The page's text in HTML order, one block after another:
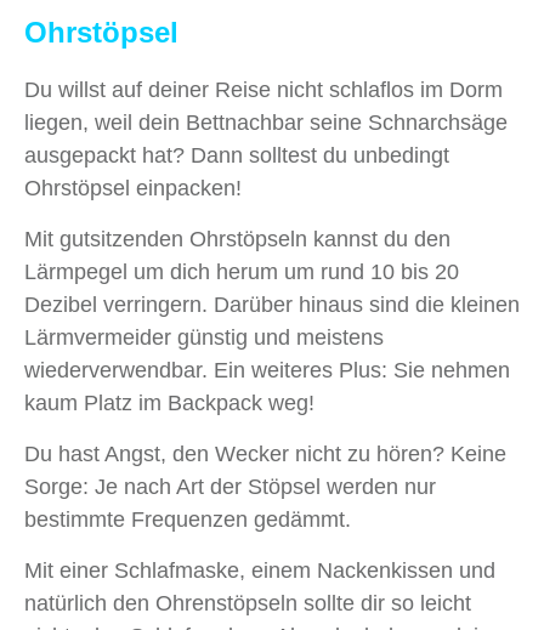
Ohrstöpsel
Du willst auf deiner Reise nicht schlaflos im Dorm
liegen, weil dein Bettnachbar seine Schnarchsäge
ausgepackt hat? Dann solltest du unbedingt
Ohrstöpsel einpacken!
Mit gutsitzenden Ohrstöpseln kannst du den
Lärmpegel um dich herum um rund 10 bis 20
Dezibel verringern. Darüber hinaus sind die kleinen
Lärmvermeider günstig und meistens
wiederverwendbar. Ein weiteres Plus: Sie nehmen
kaum Platz im Backpack weg!
Du hast Angst, den Wecker nicht zu hören? Keine
Sorge: Je nach Art der Stöpsel werden nur
bestimmte Frequenzen gedämmt.
Mit einer Schlafmaske, einem Nackenkissen und
natürlich den Ohrenstöpseln sollte dir so leicht